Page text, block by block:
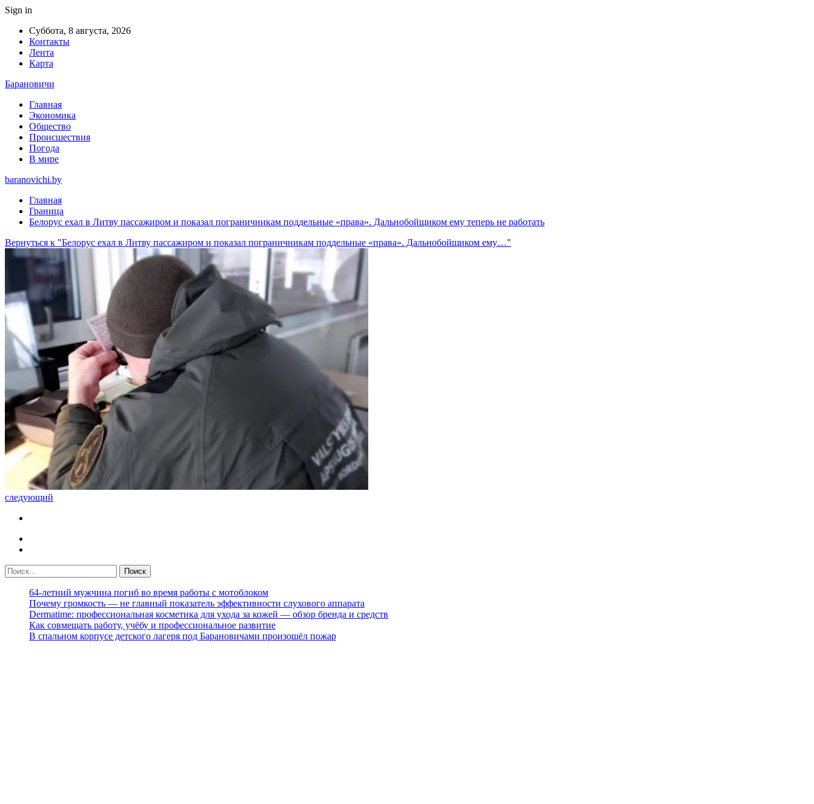
Sign in
Суббота, 8 августа, 2026
Контакты
Лента
Карта
Барановичи
Главная
Экономика
Общество
Происшествия
Погода
В мире
baranovichi.by
Главная
Граница
Белорус ехал в Литву пассажиром и показал пограничникам поддельные «права». Дальнобойщиком ему теперь не работать
Вернуться к "Белорус ехал в Литву пассажиром и показал пограничникам поддельные «права». Дальнобойщиком ему…"
следующий
64-летний мужчина погиб во время работы с мотоблоком
Почему громкость — не главный показатель эффективности слухового аппарата
Dermatime: профессиональная косметика для ухода за кожей — обзор бренда и средств
Как совмещать работу, учёбу и профессиональное развитие
В спальном корпусе детского лагеря под Барановичами произошёл пожар